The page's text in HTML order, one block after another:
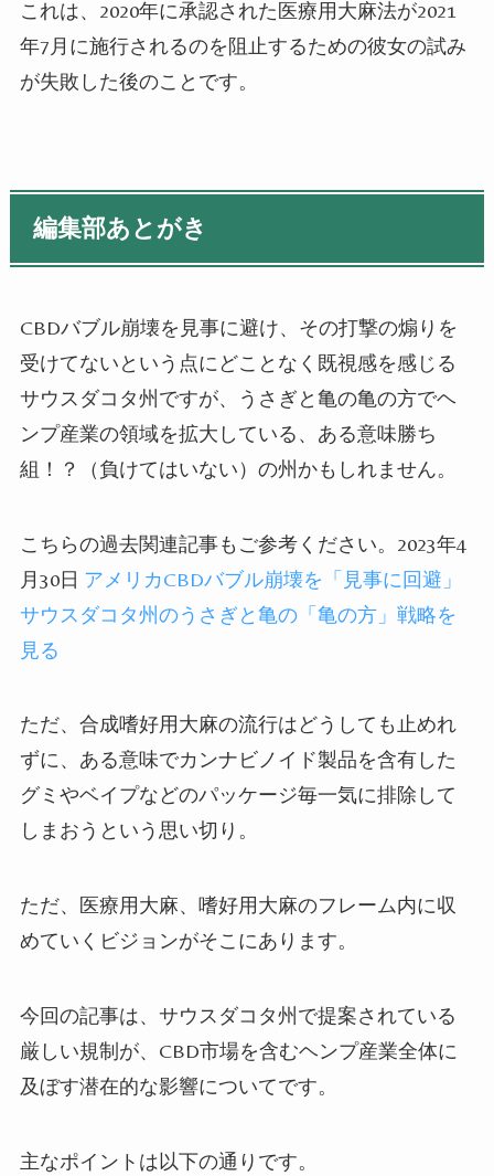
これは、2020年に承認された医療用大麻法が2021
年7月に施行されるのを阻止するための彼女の試み
が失敗した後のことです。
編集部あとがき
CBDバブル崩壊を見事に避け、その打撃の煽りを
受けてないという点にどことなく既視感を感じる
サウスダコタ州ですが、うさぎと亀の亀の方でヘ
ンプ産業の領域を拡大している、ある意味勝ち
組！？（負けてはいない）の州かもしれません。
こちらの過去関連記事もご参考ください。2023年4
月30日 アメリカCBDバブル崩壊を「見事に回避」
サウスダコタ州のうさぎと亀の「亀の方」戦略を
見る
ただ、合成嗜好用大麻の流行はどうしても止めれ
ずに、ある意味でカンナビノイド製品を含有した
グミやベイプなどのパッケージ毎一気に排除して
しまおうという思い切り。
ただ、医療用大麻、嗜好用大麻のフレーム内に収
めていくビジョンがそこにあります。
今回の記事は、サウスダコタ州で提案されている
厳しい規制が、CBD市場を含むヘンプ産業全体に
及ぼす潜在的な影響についてです。
主なポイントは以下の通りです。